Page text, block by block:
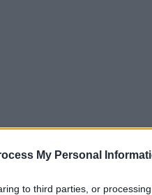
My Personal
to third parties, or